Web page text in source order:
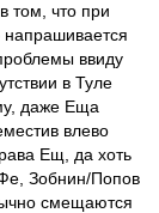
том, что при
ввиду
в Туле
даже Еща
влево
Ещ, да хоть
Зобнин/Попов
смещаются